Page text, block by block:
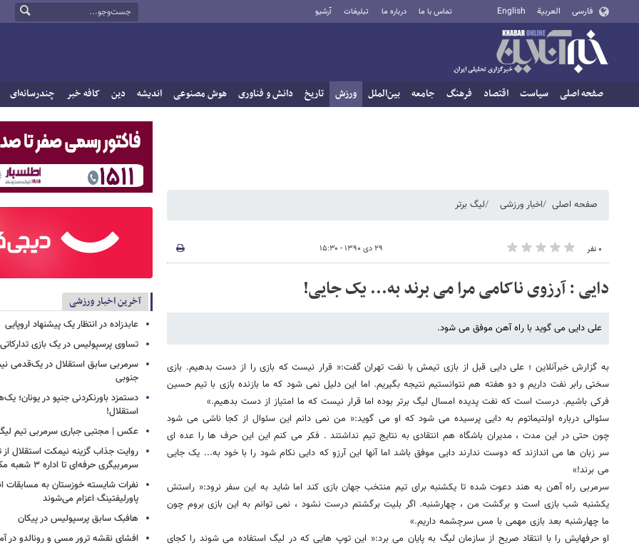
فارسی العربية English تماس با ما درباره ما تبلیغات آرشیو
صفحه اصلی سیاست اقتصاد فرهنگ جامعه بین‌الملل ورزش تاریخ دانش و فناوری هوش مصنوعی اندیشه دین کافه خبر چندرسانه‌ای
صفحه اصلی اخبار ورزشی لیگ برتر
۰ نفر ۲۹ دی ۱۳۹۰ - ۱۵:۳۰
دایی : آرزوی ناکامی مرا می برند به... یک جایی!
علی دایی می گوید با راه آهن موفق می شود.
به گزارش خبرآنلاین ؛ علی دایی قبل از بازی تیمش با نفت تهران گفت:« قرار نیست که بازی را از دست بدهیم. بازی
سختی رابر نفت داریم و دو هفته هم نتوانستیم نتیجه بگیریم. اما این دلیل نمی شود که ما بازنده بازی با تیم حسین
فرکی باشیم. درست است که نفت پدیده امسال لیگ برتر بوده اما قرار نیست که ما امتیاز از دست بدهیم.»
سئوالی درباره اولتیماتوم به دایی پرسیده می شود که او می گوید:« من نمی دانم این سئوال از کجا ناشی می شود
چون حتی در این مدت ، مدیران باشگاه هم انتقادی به نتایج تیم نداشتند . فکر می کنم این این حرف ها را عده ای
سر زبان ها می اندازند که دوست ندارند دایی موفق باشد اما آنها این آرزو که دایی نکام شود را با خود به... یک جایی
می برند!»
سرمربی راه آهن به هند دعوت شده تا یکشنبه برای تیم منتخب جهان بازی کند اما شاید به این سفر نرود:« راستش
یکشنبه شب بازی است و برگشت من ، چهارشنبه. اگر بلیت برگشتم درست نشود ، نمی توانم به این بازی بروم چون
ما چهارشنبه بعد بازی مهمی با مس سرچشمه داریم.»
او حرفهایش را با انتقاد صریح از سازمان لیگ به پایان می برد:« این توپ هایی که در لیگ استفاده می شوند را کجای
آخرین اخبار ورزشی
عابدزاده در انتظار یک پیشنهاد اروپایی
تساوی پرسپولیس در یک بازی تدارکاتی
سرمربی سابق استقلال در یک‌قدمی
جنوبی
دستمزد باورنکردنی جنپو در یونان؛
استقلال!
عکس | مجتبی جباری سرمربی تیم
روایت جذاب گزینه نیمکت استقلال از
سرمربیگری حرفه‌ای تا اداره ۳ شعبه مک‌دونالد!
نفرات شایسته خوزستان به مسابقات
پاورلیفتینگ اعزام می‌شوند
هافبک سابق پرسپولیس در پیکان
افشای نقشه ترور مسی و رونالدو در